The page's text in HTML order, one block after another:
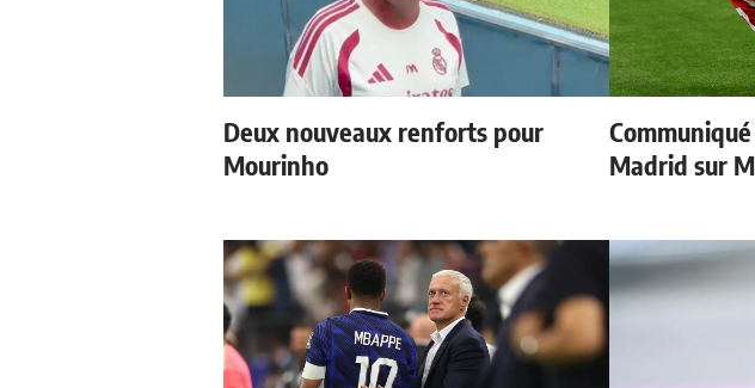
Deux nouveaux renforts pour
Mourinho
Madrid sur